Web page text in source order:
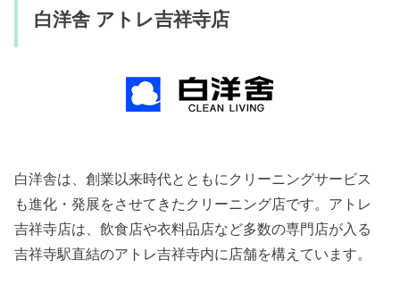
白洋舎 アトレ吉祥寺店
白洋舎は、創業以来時代とともにクリーニングサービス
も進化・発展をさせてきたクリーニング店です。アトレ
吉祥寺店は、飲食店や衣料品店など多数の専門店が入る
吉祥寺駅直結のアトレ吉祥寺内に店舗を構えています。